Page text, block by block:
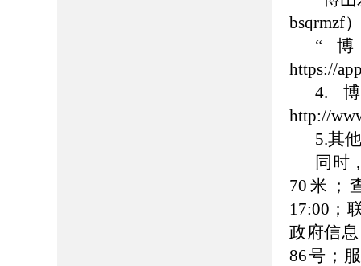
bsqrmzf
“
https://
4.
http://
5.其
同时
70米；
17:00；
政府信
86号；